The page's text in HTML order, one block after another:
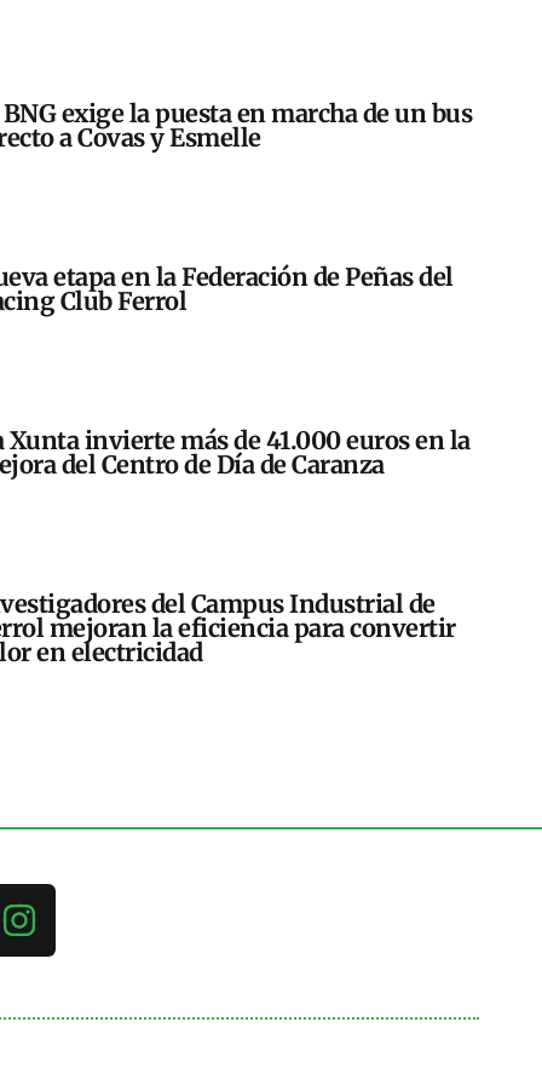
exige la puesta en marcha de un bus
a Covas y Esmelle
etapa en la Federación de Peñas del
Club Ferrol
Xunta invierte más de 41.000 euros en la
del Centro de Día de Caranza
del Campus Industrial de
mejoran la eficiencia para convertir
en electricidad